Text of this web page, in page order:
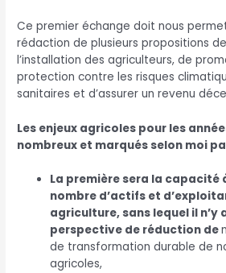
Ce premier échange doit nous
rédaction de plusieurs propositions
l’installation des agriculteurs, de
protection contre les risques
sanitaires et d’assurer un revenu
Les enjeux agricoles pour les
nombreux et marqués selon moi
La première sera la capacité
nombre d’actifs et
agriculture, sans lequel il n’y
perspective de réduction de
de transformation durable de
agricoles,